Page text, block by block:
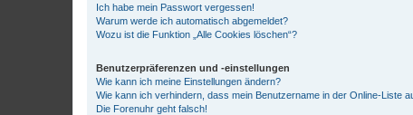
Ich habe mein Passwort vergessen!
Warum werde ich automatisch abgemeldet?
Wozu ist die Funktion „Alle Cookies löschen“?
Benutzerpräferenzen und -einstellungen
Wie kann ich meine Einstellungen ändern?
Wie kann ich verhindern, dass mein Benutzername in der Online-Liste
Die Forenuhr geht falsch!